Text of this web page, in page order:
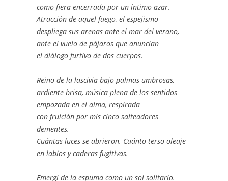
como fiera encerrada por un íntimo azar.
Atracción de aquel fuego, el espejismo
despliega sus arenas ante el mar del verano,
ante el vuelo de pájaros que anuncian
el diálogo furtivo de dos cuerpos.
Reino de la lascivia bajo palmas umbrosas,
ardiente brisa, música plena de los sentidos
empozada en el alma, respirada
con fruición por mis cinco salteadores
dementes.
Cuántas luces se abrieron. Cuánto terso oleaje
en labios y caderas fugitivas.
Emergí de la espuma como un sol solitario.